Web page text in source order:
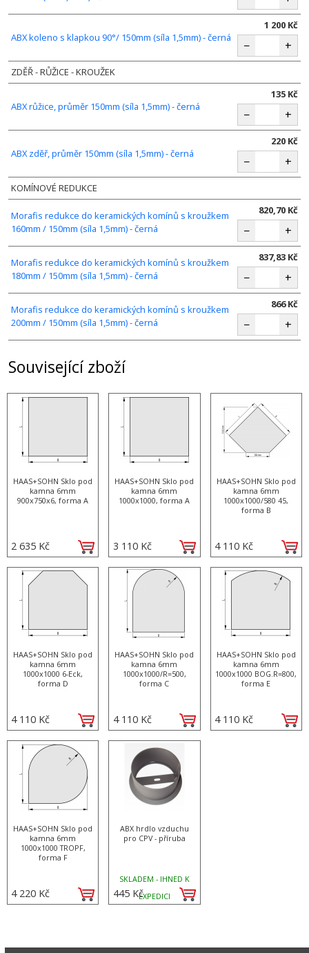
ABX koleno s klapkou 90°/ 150mm (síla 1,5mm) - černá
1 200 Kč
− +
ZDĚŘ - RŮŽICE - KROUŽEK
ABX růžice, průměr 150mm (síla 1,5mm) - černá
135 Kč
− +
ABX zděř, průměr 150mm (síla 1,5mm) - černá
220 Kč
− +
KOMÍNOVÉ REDUKCE
Morafis redukce do keramických komínů s kroužkem
160mm / 150mm (síla 1,5mm) - černá
820,70 Kč
− +
Morafis redukce do keramických komínů s kroužkem
180mm / 150mm (síla 1,5mm) - černá
837,83 Kč
− +
Morafis redukce do keramických komínů s kroužkem
200mm / 150mm (síla 1,5mm) - černá
866 Kč
− +
Související zboží
HAAS+SOHN Sklo pod
kamna 6mm
900x750x6, forma A
2 635 Kč
HAAS+SOHN Sklo pod
kamna 6mm
1000x1000, forma A
3 110 Kč
HAAS+SOHN Sklo pod
kamna 6mm
1000x1000/580 45,
forma B
4 110 Kč
HAAS+SOHN Sklo pod
kamna 6mm
1000x1000 6-Eck,
forma D
4 110 Kč
HAAS+SOHN Sklo pod
kamna 6mm
1000x1000/R=500,
forma C
4 110 Kč
HAAS+SOHN Sklo pod
kamna 6mm
1000x1000 BOG.R=800,
forma E
4 110 Kč
HAAS+SOHN Sklo pod
kamna 6mm
1000x1000 TROPF,
forma F
4 220 Kč
ABX hrdlo vzduchu
pro CPV - příruba
SKLADEM - IHNED K
EXPEDICI
445 Kč